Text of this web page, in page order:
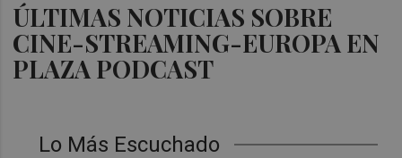
ÚLTIMAS NOTICIAS SOBRE
CINE-STREAMING-EUROPA EN
PLAZA PODCAST
Lo Más Escuchado